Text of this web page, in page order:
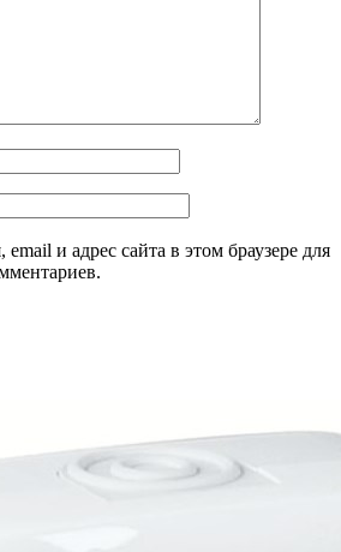
и адрес сайта в этом браузере для